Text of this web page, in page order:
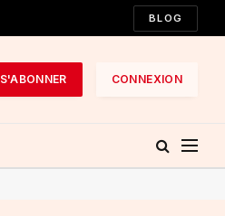
BLOG
S'ABONNER CONNEXION